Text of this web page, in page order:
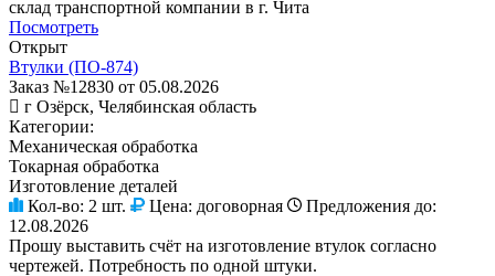
склад транспортной компании в г. Чита
Посмотреть
Открыт
Втулки (ПО-874)
Заказ №12830 от 05.08.2026
г Озёрск, Челябинская область
Категории:
Механическая обработка
Токарная обработка
Изготовление деталей
Кол-во: 2 шт. Цена: договорная
Предложения до:
12.08.2026
Прошу выставить счёт на изготовление втулок согласно
чертежей. Потребность по одной штуки.